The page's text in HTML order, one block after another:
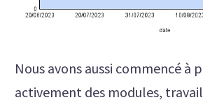
Nous avons aussi commencé à
activement des modules,